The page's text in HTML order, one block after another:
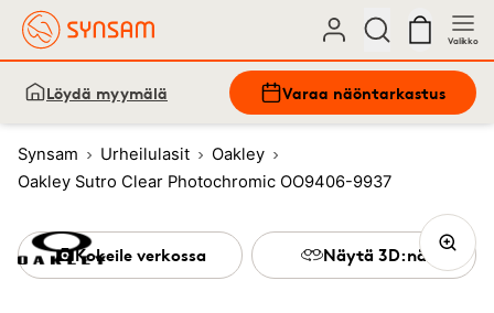
Valikko
Löydä myymälä Varaa näöntarkastus
Synsam Urheilulasit
Oakley
Oakley Sutro Clear Photochromic OO9406-9937
Kokeile verkossa Näytä 3D:nä